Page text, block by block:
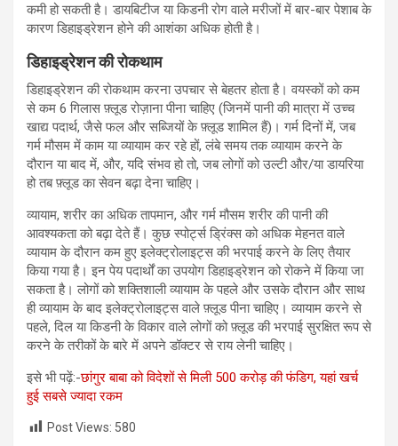
कमी हो सकती है। डायबिटीज या किडनी रोग वाले मरीजों में बार-बार पेशाब के
कारण डिहाइड्रेशन होने की आशंका अधिक होती है।
डिहाइड्रेशनकीरोकथाम
डिहाइड्रेशन की रोकथाम करना उपचार से बेहतर होता है। वयस्कों को कम
से कम 6 गिलास फ़्लूड रोज़ाना पीना चाहिए (जिनमें पानी की मात्रा में उच्च
खाद्य पदार्थ, जैसे फल और सब्जियों के फ़्लूड शामिल हैं)। गर्म दिनों में, जब
गर्म मौसम में काम या व्यायाम कर रहे हों, लंबे समय तक व्यायाम करने के
दौरान या बाद में, और, यदि संभव हो तो, जब लोगों को उल्टी और/या डायरिया
हो तब फ़्लूड का सेवन बढ़ा देना चाहिए।
व्यायाम, शरीर का अधिक तापमान, और गर्म मौसम शरीर की पानी की
आवश्यकता को बढ़ा देते हैं। कुछ स्पोर्ट्स ड्रिंक्स को अधिक मेहनत वाले
व्यायाम के दौरान कम हुए इलेक्ट्रोलाइट्स की भरपाई करने के लिए तैयार
किया गया है। इन पेय पदार्थों का उपयोग डिहाइड्रेशन को रोकने में किया जा
सकता है। लोगों को शक्तिशाली व्यायाम के पहले और उसके दौरान और साथ
ही व्यायाम के बाद इलेक्ट्रोलाइट्स वाले फ़्लूड पीना चाहिए। व्यायाम करने से
पहले, दिल या किडनी के विकार वाले लोगों को फ़्लूड की भरपाई सुरक्षित रूप से
करने के तरीकों के बारे में अपने डॉक्टर से राय लेनी चाहिए।
इसे भी पढ़ें:-छांगुर बाबा को विदेशों से मिली 500 करोड़ की फंडिग, यहां खर्च
हुई सबसे ज्यादा रकम
Post Views: 580